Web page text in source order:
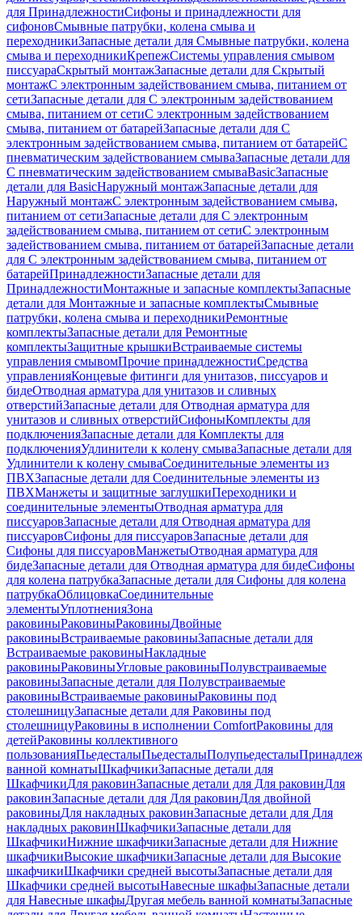
для ПринадлежностиСифоны и принадлежности для
сифоновСмывные патрубки, колена смыва и
переходникиЗапасные детали для Смывные патрубки, колена
смыва и переходникиКрепежСистемы управления смывом
писсуараСкрытый монтажЗапасные детали для Скрытый
монтажС электронным задействованием смыва, питанием от
сетиЗапасные детали для С электронным задействованием
смыва, питанием от сетиС электронным задействованием
смыва, питанием от батарейЗапасные детали для С
электронным задействованием смыва, питанием от батарейС
пневматическим задействованием смываЗапасные детали для
С пневматическим задействованием смываBasicЗапасные
детали для BasicНаружный монтажЗапасные детали для
Наружный монтажС электронным задействованием смыва,
питанием от сетиЗапасные детали для С электронным
задействованием смыва, питанием от сетиС электронным
задействованием смыва, питанием от батарейЗапасные детали
для С электронным задействованием смыва, питанием от
батарейПринадлежностиЗапасные детали для
ПринадлежностиМонтажные и запасные комплектыЗапасные
детали для Монтажные и запасные комплектыСмывные
патрубки, колена смыва и переходникиРемонтные
комплектыЗапасные детали для Ремонтные
комплектыЗащитные крышкиВстраиваемые системы
управления смывомПрочие принадлежностиСредства
управленияКонцевые фитинги для унитазов, писсуаров и
бидеОтводная арматура для унитазов и сливных
отверстийЗапасные детали для Отводная арматура для
унитазов и сливных отверстийСифоныКомплекты для
подключенияЗапасные детали для Комплекты для
подключенияУдлинители к колену смываЗапасные детали для
Удлинители к колену смываСоединительные элементы из
ПВХЗапасные детали для Соединительные элементы из
ПВХМанжеты и защитные заглушкиПереходники и
соединительные элементыОтводная арматура для
писсуаровЗапасные детали для Отводная арматура для
писсуаровCифоны для писсуаровЗапасные детали для
Cифоны для писсуаровМанжетыОтводная арматура для
бидеЗапасные детали для Отводная арматура для бидеСифоны
для колена патрубкаЗапасные детали для Сифоны для колена
патрубкаОблицовкаСоединительные
элементыУплотненияЗона
раковиныРаковиныРаковиныДвойные
раковиныВстраиваемые раковиныЗапасные детали для
Встраиваемые раковиныНакладные
раковиныРаковиныУгловые раковиныПолувстраиваемые
раковиныЗапасные детали для Полувстраиваемые
раковиныВстраиваемые раковиныРаковины под
столешницуЗапасные детали для Раковины под
столешницуРаковины в исполнении ComfortPаковины для
детейРаковины коллективного
пользованияПьедесталыПьедесталыПолупьедесталы
ванной комнатыШкафчикиЗапасные детали для
ШкафчикиДля раковинЗапасные детали для Для раковинДля
раковинЗапасные детали для Для раковинДля двойной
раковиныДля накладных pаковинЗапасные детали для Для
накладных pаковинШкафчикиЗапасные детали для
ШкафчикиНижние шкафчикиЗапасные детали для Нижние
шкафчикиВысокие шкафчикиЗапасные детали для Высокие
шкафчикиШкафчики средней высотыЗапасные детали для
Шкафчики средней высотыНавесные шкафыЗапасные детали
для Навесные шкафыДругая мебель ванной комнатыЗапасные